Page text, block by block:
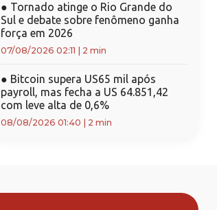
● Tornado atinge o Rio Grande do
Sul e debate sobre fenômeno ganha
força em 2026
07/08/2026 02:11 2 min
● Bitcoin supera US65 mil após
payroll, mas fecha a US 64.851,42
com leve alta de 0,6%
08/08/2026 01:40 2 min